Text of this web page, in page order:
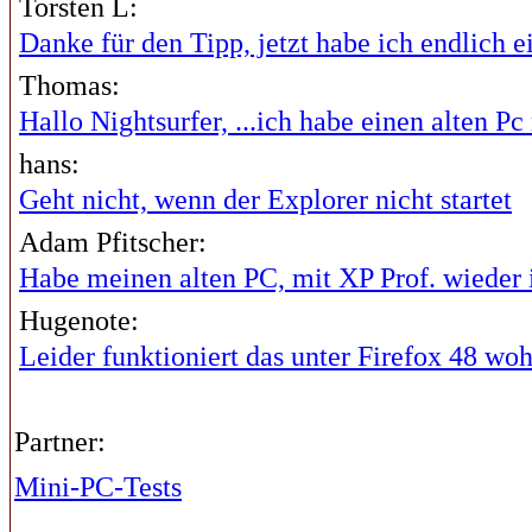
Torsten L:
Danke für den Tipp, jetzt habe ich endlich
Thomas:
Hallo Nightsurfer, ...ich habe einen alten Pc
hans:
Geht nicht, wenn der Explorer nicht startet
Adam Pfitscher:
Habe meinen alten PC, mit XP Prof. wieder
Hugenote:
Leider funktioniert das unter Firefox 48
Partner:
Mini-PC-Tests